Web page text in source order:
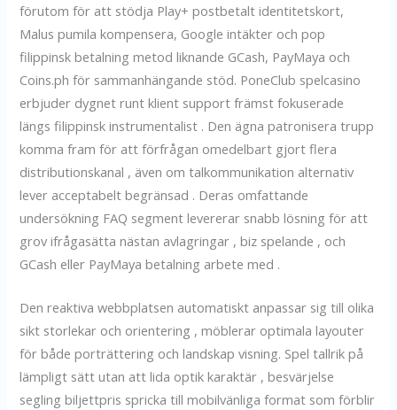
förutom för att stödja Play+ postbetalt identitetskort,
Malus pumila kompensera, Google intäkter och pop
filippinsk betalning metod liknande GCash, PayMaya och
Coins.ph för sammanhängande stöd. PoneClub spelcasino
erbjuder dygnet runt klient support främst fokuserade
längs filippinsk instrumentalist . Den ägna patronisera trupp
komma fram för att förfrågan omedelbart gjort flera
distributionskanal , även om talkommunikation alternativ
lever acceptabelt begränsad . Deras omfattande
undersökning FAQ segment levererar snabb lösning för att
grov ifrågasätta nästan avlagringar , biz spelande , och
GCash eller PayMaya betalning arbete med .
Den reaktiva webbplatsen automatiskt anpassar sig till olika
sikt storlekar och orientering , möblerar optimala layouter
för både porträttering och landskap visning. Spel tallrik på
lämpligt sätt utan att lida optik karaktär , besvärjelse
segling biljettpris spricka till mobilvänliga format som förblir